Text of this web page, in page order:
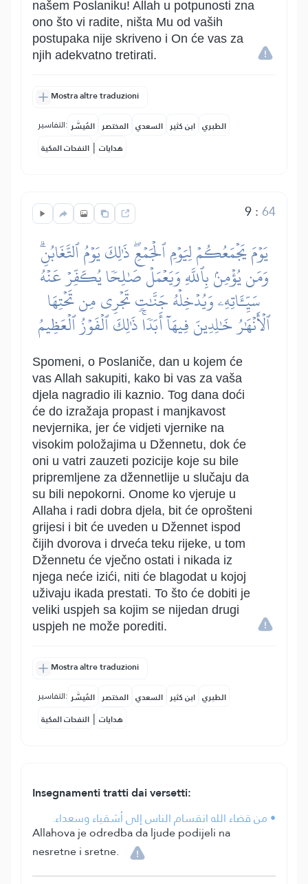
našem Poslaniku! Allah u potpunosti zna
ono što vi radite, ništa Mu od vaših
postupaka nije skriveno i On će vas za
njih adekvatno tretirati.
Mostra altre traduzioni
التفاسير: المُيسَّر المختصر السعدي ابن كثير الطبري
النفحات المكية | هدايات
9:64
يَوۡمَ يَجۡمَعُكُمۡ لِيَوۡمِ ٱلۡجَمۡعِۖ ذَٰلِكَ يَوۡمُ ٱلتَّغَابُنِۗ
وَمَن يُؤۡمِنۢ بِٱللَّهِ وَيَعۡمَلۡ صَٰلِحٗا يُكَفِّرۡ عَنۡهُ
سَيِّـَٔاتِهِۦ وَيُدۡخِلۡهُ جَنَّٰتٖ تَجۡرِي مِن تَحۡتِهَا
ٱلۡأَنۡهَٰرُ خَٰلِدِينَ فِيهَآ أَبَدٗاۚ ذَٰلِكَ ٱلۡفَوۡزُ ٱلۡعَظِيمُ
Spomeni, o Poslaniče, dan u kojem će
vas Allah sakupiti, kako bi vas za vaša
djela nagradio ili kaznio. Tog dana doći
će do izražaja propast i manjkavost
nevjernika, jer će vidjeti vjernike na
visokim položajima u Džennetu, dok će
oni u vatri zauzeti pozicije koje su bile
pripremljene za džennetlije u slučaju da
su bili nepokorni. Onome ko vjeruje u
Allaha i radi dobra djela, bit će oprošteni
grijesi i bit će uveden u Džennet ispod
čijih dvorova i drveća teku rijeke, u tom
Džennetu će vječno ostati i nikada iz
njega neće izići, niti će blagodat u kojoj
uživaju ikada prestati. To što će dobiti je
veliki uspjeh sa kojim se nijedan drugi
uspjeh ne može porediti.
Mostra altre traduzioni
التفاسير: المُيسَّر المختصر السعدي ابن كثير الطبري
النفحات المكية | هدايات
Insegnamenti tratti dai versetti:
• من قضاء الله انقسام الناس إلى أشقياء وسعداء.
Allahova je odredba da ljude podijeli na
nesretne i sretne.